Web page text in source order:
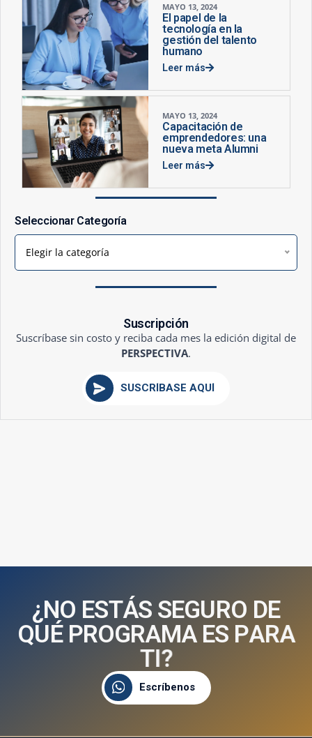
MAYO 13, 2024
El papel de la
tecnología en la
gestión del talento
humano
Leer más
MAYO 13, 2024
Capacitación de
emprendedores: una
nueva meta Alumni
Leer más
Seleccionar Categoría
Elegir la categoría
Suscripción
Suscríbase sin costo y reciba cada mes la edición digital de
PERSPECTIVA.
SUSCRÍBASE AQUÍ
¿NO ESTÁS SEGURO DE
QUÉ PROGRAMA ES PARA
TI?
Escríbenos